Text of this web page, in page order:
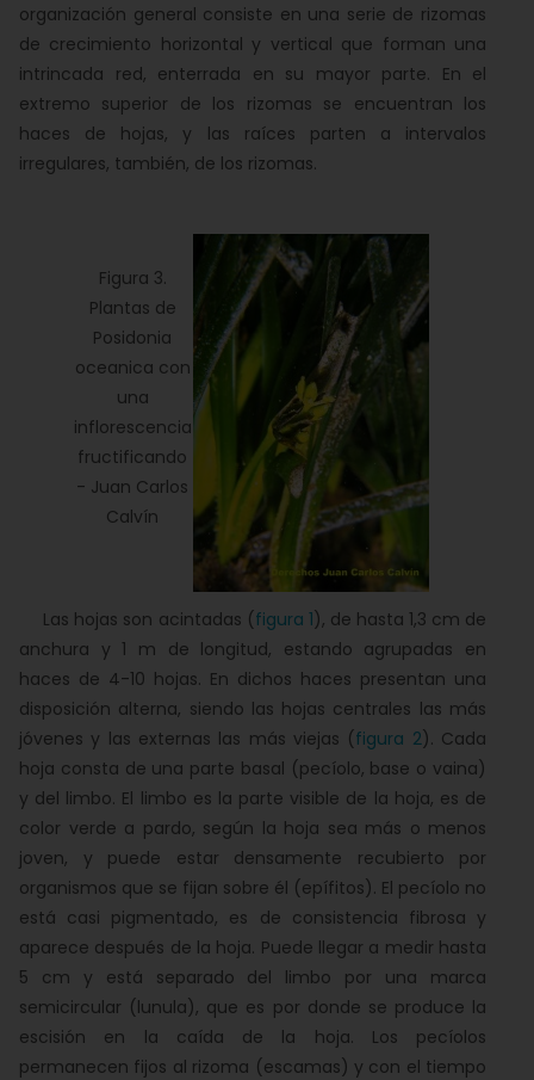
organización general consiste en una serie de rizomas
de crecimiento horizontal y vertical que forman una
intrincada red, enterrada en su mayor parte. En el
extremo superior de los rizomas se encuentran los
haces de hojas, y las raíces parten a intervalos
irregulares, también, de los rizomas.
Figura 3.
Plantas de
Posidonia
oceanica con
una
inflorescencia
fructificando
- Juan Carlos
Calvín
Las hojas son acintadas (figura 1), de hasta 1,3 cm de
anchura y 1 m de longitud, estando agrupadas en
haces de 4-10 hojas. En dichos haces presentan una
disposición alterna, siendo las hojas centrales las más
jóvenes y las externas las más viejas (figura 2). Cada
hoja consta de una parte basal (pecíolo, base o vaina)
y del limbo. El limbo es la parte visible de la hoja, es de
color verde a pardo, según la hoja sea más o menos
joven, y puede estar densamente recubierto por
organismos que se fijan sobre él (epífitos). El pecíolo no
está casi pigmentado, es de consistencia fibrosa y
aparece después de la hoja. Puede llegar a medir hasta
5 cm y está separado del limbo por una marca
semicircular (lunula), que es por donde se produce la
escisión en la caída de la hoja. Los pecíolos
permanecen fijos al rizoma (escamas) y con el tiempo